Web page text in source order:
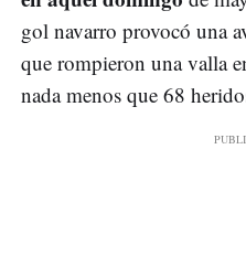
gol navarro provocó una
que rompieron una valla
nada menos que 68